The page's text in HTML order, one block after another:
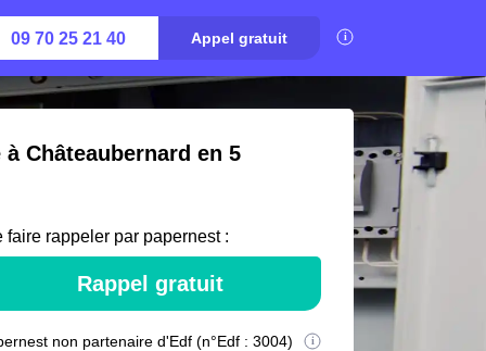
09 70 25 21 40 Appel gratuit
Châteaubernard en 5
faire rappeler par papernest :
Rappel gratuit
non partenaire d'Edf (n°Edf : 3004)